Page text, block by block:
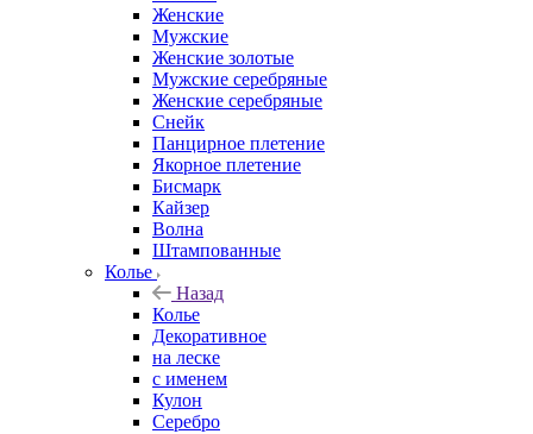
Женские
Мужские
Женские золотые
Мужские серебряные
Женские серебряные
Снейк
Панцирное плетение
Якорное плетение
Бисмарк
Кайзер
Волна
Штампованные
Колье
Назад
Колье
Декоративное
на леске
с именем
Кулон
Серебро